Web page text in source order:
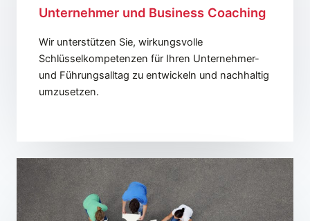
Unternehmer und Business Coaching
Wir unterstützen Sie, wirkungsvolle
Schlüsselkompetenzen für Ihren Unternehmer-
und Führungsalltag zu entwickeln und nachhaltig
umzusetzen.